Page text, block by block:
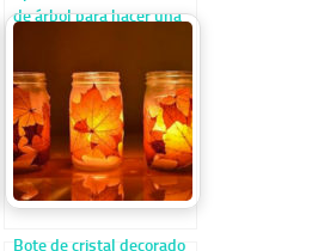
de árbol para hacer una
Bote de cristal decorado